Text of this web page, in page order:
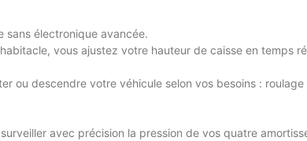
sans électronique avancée.
vous ajustez votre hauteur de caisse en temps
ou descendre votre véhicule selon vos besoins : roulage
avec précision la pression de vos quatre